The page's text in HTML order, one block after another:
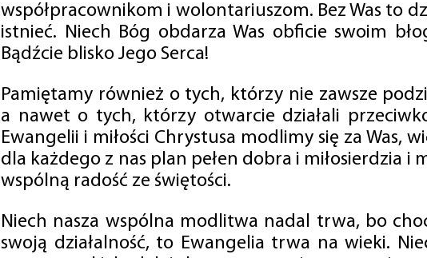
współpracownikom i wolontariuszom. Bez Was to
istnieć. Niech Bóg obdarza Was obficie swoim
Bądźcie blisko Jego Serca!
Pamiętamy również o tych, którzy nie zawsze
a nawet o tych, którzy otwarcie działali
Ewangelii i miłości Chrystusa modlimy się za Was,
dla każdego z nas plan pełen dobra i miłosierdzia i
wspólną radość ze świętości.
Niech nasza wspólna modlitwa nadal trwa, bo
swoją działalność, to Ewangelia trwa na wieki.